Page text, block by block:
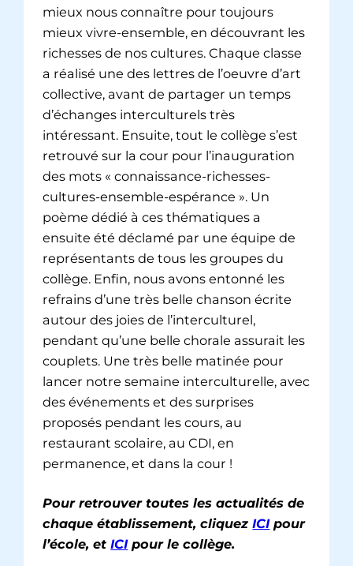
mieux nous connaître pour toujours
mieux vivre-ensemble, en découvrant les
richesses de nos cultures. Chaque classe
a réalisé une des lettres de l’oeuvre d’art
collective, avant de partager un temps
d’échanges interculturels très
intéressant. Ensuite, tout le collège s’est
retrouvé sur la cour pour l’inauguration
des mots « connaissance-richesses-
cultures-ensemble-espérance ». Un
poème dédié à ces thématiques a
ensuite été déclamé par une équipe de
représentants de tous les groupes du
collège. Enfin, nous avons entonné les
refrains d’une très belle chanson écrite
autour des joies de l’interculturel,
pendant qu’une belle chorale assurait les
couplets. Une très belle matinée pour
lancer notre semaine interculturelle, avec
des événements et des surprises
proposés pendant les cours, au
restaurant scolaire, au CDI, en
permanence, et dans la cour !
Pour retrouver toutes les actualités de
chaque établissement, cliquezICIpour
l’école, etICIpour le collège.